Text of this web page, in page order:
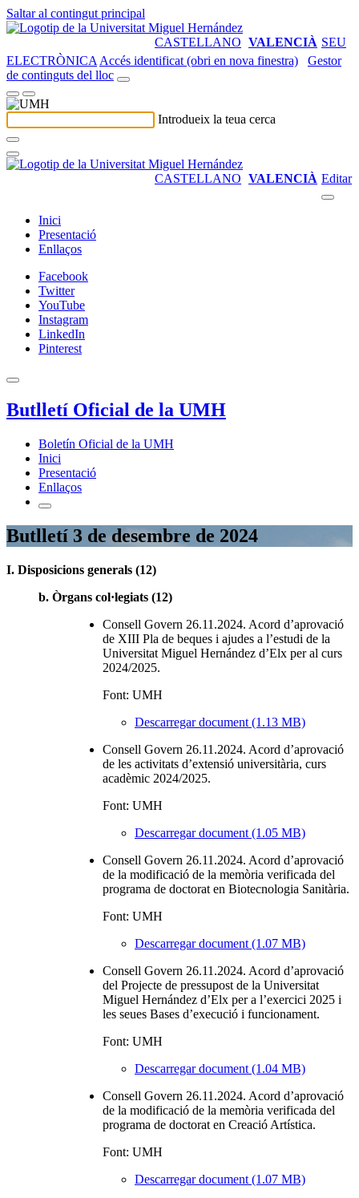
Saltar al contingut principal
CASTELLANO VALENCIÀ SEU
ELECTRÒNICA Accés identificat (obri en nova finestra)
Gestor
de continguts del lloc
Introdueix la teua cerca
CASTELLANO VALENCIÀ Editar
Inici
Presentació
Enllaços
Facebook
Twitter
YouTube
Instagram
LinkedIn
Pinterest
Butlletí Oficial de la UMH
Boletín Oficial de la UMH
Inici
Presentació
Enllaços
Butlletí 3 de desembre de 2024
I. Disposicions generals (12)
b. Òrgans col·legiats (12)
Consell Govern 26.11.2024. Acord d’aprovació
de XIII Pla de beques i ajudes a l’estudi de la
Universitat Miguel Hernández d’Elx per al curs
2024/2025.
Font: UMH
Descarregar document (1.13 MB)
Consell Govern 26.11.2024. Acord d’aprovació
de les activitats d’extensió universitària, curs
acadèmic 2024/2025.
Font: UMH
Descarregar document (1.05 MB)
Consell Govern 26.11.2024. Acord d’aprovació
de la modificació de la memòria verificada del
programa de doctorat en Biotecnologia Sanitària.
Font: UMH
Descarregar document (1.07 MB)
Consell Govern 26.11.2024. Acord d’aprovació
del Projecte de pressupost de la Universitat
Miguel Hernández d’Elx per a l’exercici 2025 i
les seues Bases d’execució i funcionament.
Font: UMH
Descarregar document (1.04 MB)
Consell Govern 26.11.2024. Acord d’aprovació
de la modificació de la memòria verificada del
programa de doctorat en Creació Artística.
Font: UMH
Descarregar document (1.07 MB)